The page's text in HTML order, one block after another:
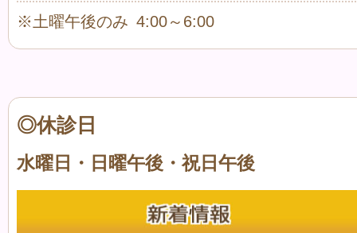
※土曜午後のみ 4:00～6:00
◎休診日
水曜日・日曜午後・祝日午後